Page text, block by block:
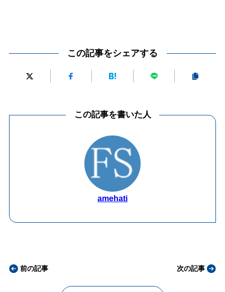
この記事をシェアする
この記事を書いた人
amehati
前の記事 次の記事